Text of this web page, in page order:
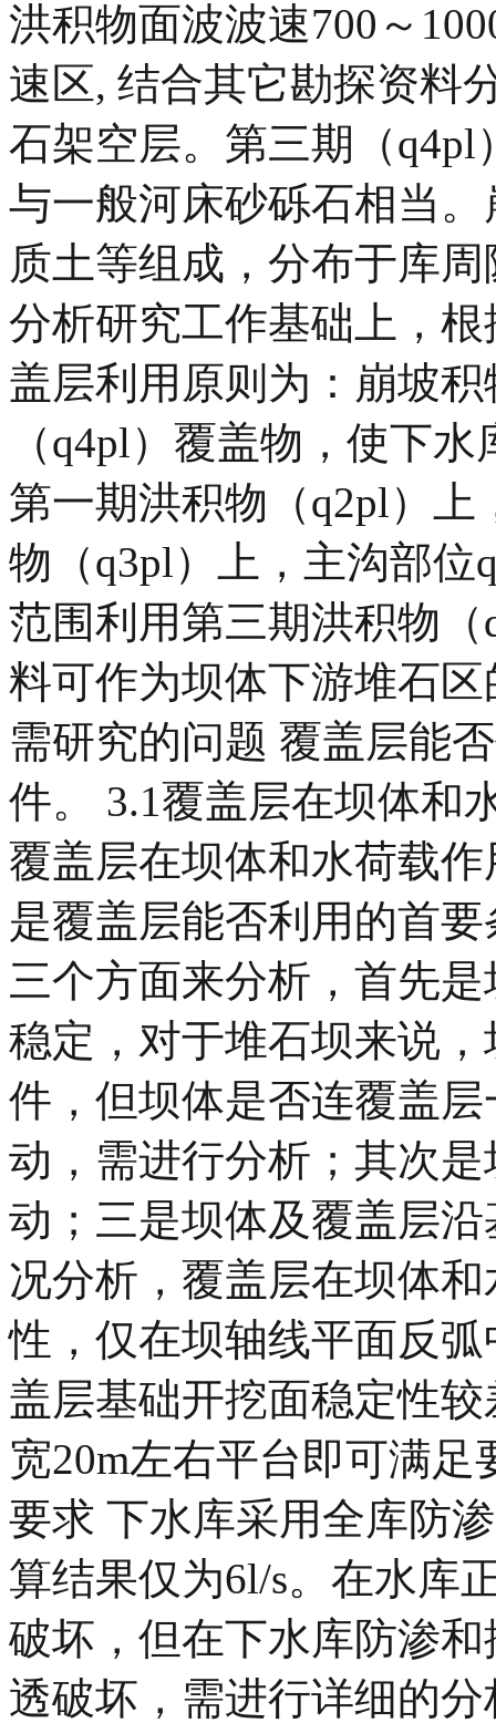
洪积物面波波速700～
速区, 结合其它勘探资料
石架空层。第三期（q4pl
与一般河床砂砾石相当
质土等组成，分布于库
分析研究工作基础上，
盖层利用原则为：崩坡
（q4pl）覆盖物，使下
第一期洪积物（q2pl）
物（q3pl）上，主沟部
范围利用第三期洪积物
料可作为坝体下游堆石
需研究的问题 覆盖层能
件。 3.1覆盖层在坝体和
覆盖层在坝体和水荷载
是覆盖层能否利用的首
三个方面来分析，首先
稳定，对于堆石坝来说
件，但坝体是否连覆盖
动，需进行分析；其次
动；三是坝体及覆盖层
况分析，覆盖层在坝体
性，仅在坝轴线平面反
盖层基础开挖面稳定性
宽20m左右平台即可满
要求 下水库采用全库防
算结果仅为6l/s。在水库
破坏，但在下水库防渗
透破坏，需进行详细的